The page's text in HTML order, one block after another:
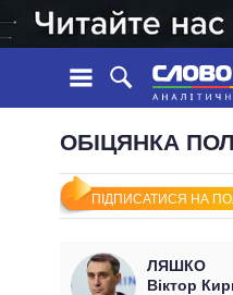
СТРІЧКА
ПОДІЇ
СТАТТІ
ДУМКИ
УСІ ПОЛІТИКИ
ОБІЦЯНКА
ПІДПИСАТИСЯ НА
ЛЯШКО
Віктор